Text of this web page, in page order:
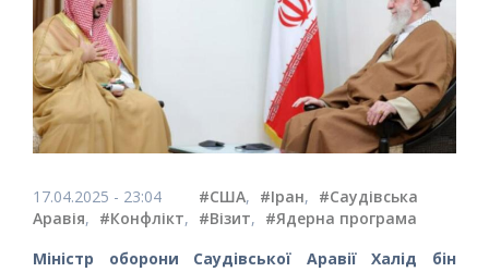
17.04.2025 - 23:04 #США, #Іран, #Саудівська
Аравія, #Конфлікт, #Візит, #Ядерна програма
Міністр оборони Саудівської Аравії Халід бін